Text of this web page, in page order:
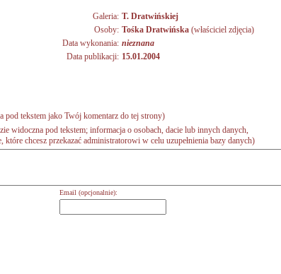
Galeria: T. Dratwińskiej
Osoby: Tośka Dratwińska (właściciel zdjęcia)
Data wykonania: nieznana
Data publikacji: 15.01.2004
pod tekstem jako Twój komentarz do tej strony)
widoczna pod tekstem; informacja o osobach, dacie lub innych danych,
chcesz przekazać administratorowi w celu uzupełnienia bazy danych)
Email (opcjonalnie):